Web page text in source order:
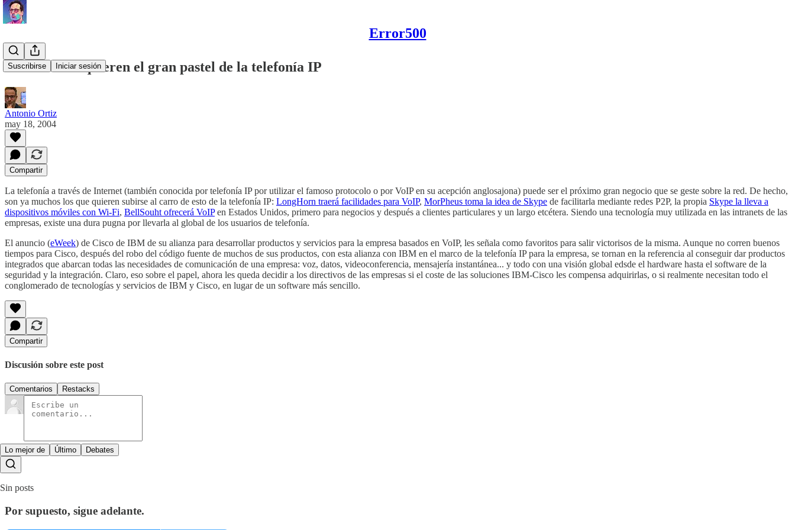
Error500
Suscribirse Iniciar sesión
Cisco e IBM quieren el gran pastel de la telefonía IP
Antonio Ortiz
may 18, 2004
Compartir
La telefonía a través de Internet (también conocida por telefonía IP por utilizar el famoso protocolo o por VoIP en su acepción anglosajona) puede ser el próximo gran negocio que se geste sobre la red. De hecho,
son ya muchos los que quieren subirse al carro de esto de la telefonía IP: LongHorn traerá facilidades para VoIP, MorPheus toma la idea de Skype de facilitarla mediante redes P2P, la propia Skype la lleva a
dispositivos móviles con Wi-Fi, BellSouht ofrecerá VoIPen Estados Unidos, primero para negocios y después a clientes particulares y un largo etcétera. Siendo una tecnología muy utilizada en las intranets de las
empresas, existe una dura pugna por llevarla al global de los usuarios de telefonía.
El anuncio (eWeek) de Cisco de IBM de su alianza para desarrollar productos y servicios para la empresa basados en VoIP, les señala como favoritos para salir victorisos de la misma. Aunque no corren buenos
tiempos para Cisco, después del robo del código fuente de muchos de sus productos, con esta alianza con IBM en el marco de la telefonía IP para la empresa, se tornan en la referencia al conseguir dar productos
integrados que abarcan todas las necesidades de comunicación de una empresa: voz, datos, videoconferencia, mensajería instantánea... y todo con una visión global edsde el hardware hasta el software de la
seguridad y la integración. Claro, eso sobre el papel, ahora les queda decidir a los directivos de las empresas si el coste de las soluciones IBM-Cisco les compensa adquirirlas, o si realmente necesitan todo el
conglomerado de tecnologías y servicios de IBM y Cisco, en lugar de un software más sencillo.
Compartir
Discusión sobre este post
Comentarios Restacks
Lo mejor de Último Debates
Sin posts
Por supuesto, sigue adelante.